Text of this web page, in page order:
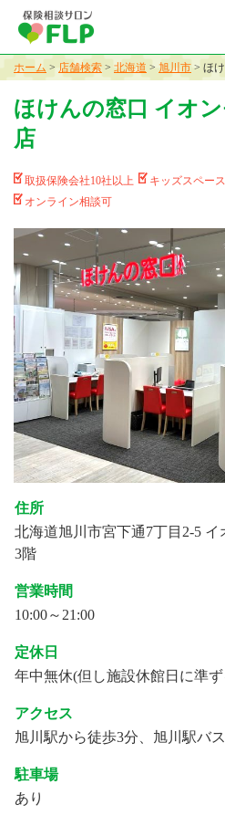
ホーム > 店舗検索 > 北海道 > 旭川市 > ほ
ほけんの窓口 イオ
店
取扱保険会社10社以上 キッズスペース
オンライン相談可
住所
北海道旭川市宮下通7丁目2-5
3階
営業時間
10:00～21:00
定休日
年中無休(但し施設休館日に準
アクセス
旭川駅から徒歩3分、旭川駅バ
駐車場
あり